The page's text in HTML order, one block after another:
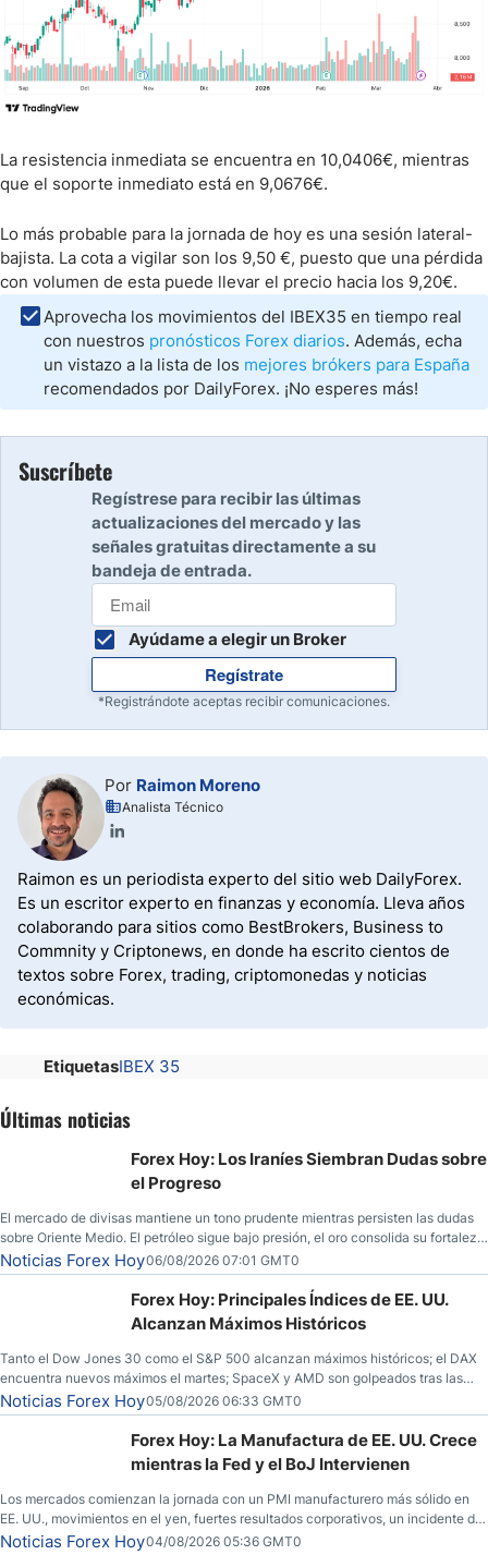
La resistencia inmediata se encuentra en 10,0406€, mientras
que el soporte inmediato está en 9,0676€.
Lo más probable para la jornada de hoy es una sesión lateral-
bajista. La cota a vigilar son los 9,50 €, puesto que una pérdida
con volumen de esta puede llevar el precio hacia los 9,20€.
Aprovecha los movimientos del IBEX35 en tiempo real
con nuestros pronósticos Forex diarios. Además, echa
un vistazo a la lista de los mejores brókers para España
recomendados por DailyForex. ¡No esperes más!
Suscríbete
Regístrese para recibir las últimas
actualizaciones del mercado y las
señales gratuitas directamente a su
bandeja de entrada.
Ayúdame a elegir un Broker
Regístrate
*Registrándote aceptas recibir comunicaciones.
Por Raimon Moreno
Analista Técnico
Raimon es un periodista experto del sitio web DailyForex.
Es un escritor experto en finanzas y economía. Lleva años
colaborando para sitios como BestBrokers, Business to
Commnity y Criptonews, en donde ha escrito cientos de
textos sobre Forex, trading, criptomonedas y noticias
económicas.
EtiquetasIBEX 35
Últimas noticias
Forex Hoy: Los Iraníes Siembran Dudas sobre
el Progreso
El mercado de divisas mantiene un tono prudente mientras persisten las dudas
sobre Oriente Medio. El petróleo sigue bajo presión, el oro consolida su fortaleza
y los operadores esperan nuevas referencias económicas desde Estados
Unidos.
Noticias Forex Hoy06/08/2026 07:01 GMT0
Forex Hoy: Principales Índices de EE. UU.
Alcanzan Máximos Históricos
Tanto el Dow Jones 30 como el S&P 500 alcanzan máximos históricos; el DAX
encuentra nuevos máximos el martes; SpaceX y AMD son golpeados tras las
llamadas de ganancias; el petróleo crudo cae por debajo de los $80 con nuevas
esperanzas; el dólar estadounidense continúa intentando estabilizarse frente al
yen; el peso mexicano ve un repunte a medida que las tasas caen en EE. UU.
Noticias Forex Hoy05/08/2026 06:33 GMT0
Forex Hoy: La Manufactura de EE. UU. Crece
mientras la Fed y el BoJ Intervienen
Los mercados comienzan la jornada con un PMI manufacturero más sólido en
EE. UU., movimientos en el yen, fuertes resultados corporativos, un incidente de
seguridad en Bitcoin y nuevas señales desde el mercado del petróleo.
Noticias Forex Hoy04/08/2026 05:36 GMT0